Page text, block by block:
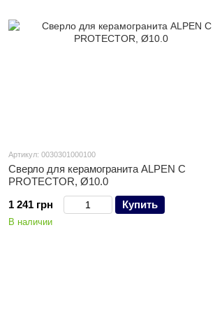
Артикул: 0030301000100
Сверло для керамогранита ALPEN C
PROTECTOR, Ø10.0
1 241 грн
Купить
В наличии